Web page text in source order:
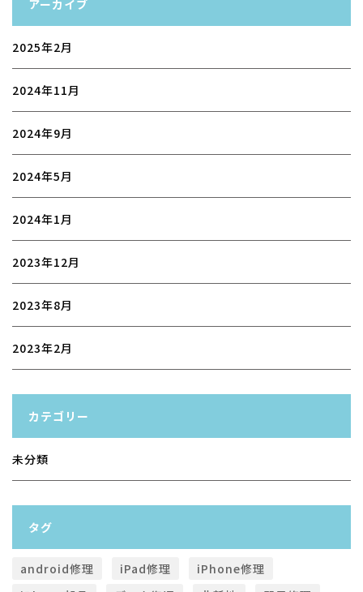
アーカイブ
2025年2月
2024年11月
2024年9月
2024年5月
2024年1月
2023年12月
2023年8月
2023年2月
カテゴリー
未分類
タグ
android修理 iPad修理
iPhone修理